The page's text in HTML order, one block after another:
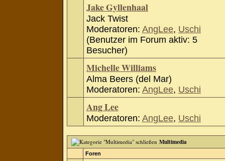
Jake Gyllenhaal
Jack Twist
Moderatoren: AngLee, Uschi
(Benutzer im Forum aktiv: 5
Besucher)
Michelle Williams
Alma Beers (del Mar)
Moderatoren: AngLee, Uschi
Ang Lee
Moderatoren: AngLee, Uschi
Multimedia
Foren